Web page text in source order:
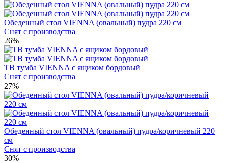
Обеденный стол VIENNA (овальный) пудра 220 см
Снят с производства
26%
ТВ тумба VIENNA с ящиком бордовый
Снят с производства
27%
Обеденный стол VIENNA (овальный) пудра/коричневый 220
см
Снят с производства
30%